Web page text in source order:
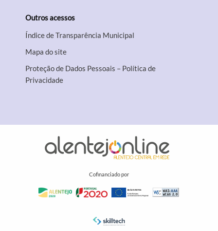
Outros acessos
Índice de Transparência Municipal
Mapa do site
Proteção de Dados Pessoais – Política de
Privacidade
Cofinanciado por